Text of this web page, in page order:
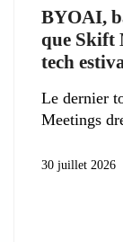
BYOAI,
que Skift
tech
Le dernier
Meetings
30 juillet 2026